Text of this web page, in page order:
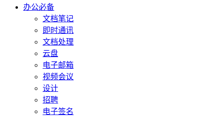
办公必备
文档笔记
即时通讯
文档处理
云盘
电子邮箱
视频会议
设计
招聘
电子签名